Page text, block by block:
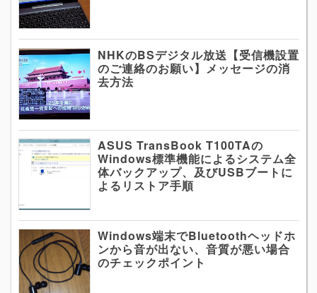
NHKのBSデジタル放送【受信機設置
のご連絡のお願い】メッセージの消
去方法
ASUS TransBook T100TAの
Windows標準機能によるシステム全
体バックアップ、及びUSBブートに
よるリストア手順
Windows端末でBluetoothヘッドホ
ンから音が出ない、音質が悪い場合
のチェックポイント